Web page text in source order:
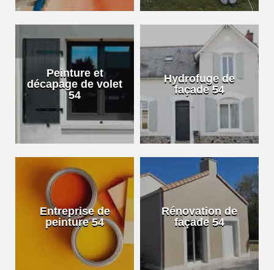
Peinture et
décapage de volet
54
Hydrofuge de
façade 54
Entreprise de
peinture 54
Rénovation de
façade 54